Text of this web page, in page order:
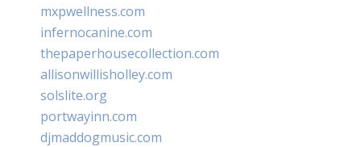
mxpwellness.com
infernocanine.com
thepaperhousecollection.com
allisonwillisholley.com
solslite.org
portwayinn.com
djmaddogmusic.com